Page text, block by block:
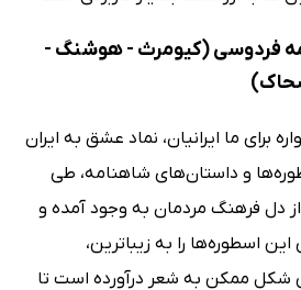
فردوسی (کیومرث - هوشنگ -
برای ما ایرانیان، نماد عشق به ایران
و داستان‌های شاهنامه، طی
از دل فرهنگ مردمان به وجود آمده و
اسطوره‌ها را به زیباترین،
شکل ممکن به شعر درآورده است تا